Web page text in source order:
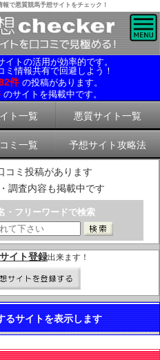
で悪質競馬予想サイトをチェック！
トの活用が効率的です。
情報共有で回避しよう！
件 の投稿があります。
のサイトを掲載中です。
ト一覧 悪質サイト一覧
ミ一覧 予想サイト攻略法
コミ投稿があります
調査内容も掲載中です
・フリーワードで検索
イト登録出来ます！
るサイトを表示します